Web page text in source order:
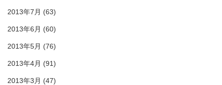
2013年7月 (63)
2013年6月 (60)
2013年5月 (76)
2013年4月 (91)
2013年3月 (47)